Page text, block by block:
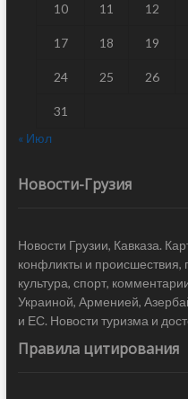
10 11 12
17 18 19
24 25 26
31
« Июл
Новости-Грузия
Новости Грузии, Кавказа.
конфликты и происшествия,
культура, спорт,
Украиной, Арменией,
и ЕС. Новости туризма и
Правила цитирования